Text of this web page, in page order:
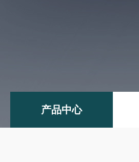
产品中心